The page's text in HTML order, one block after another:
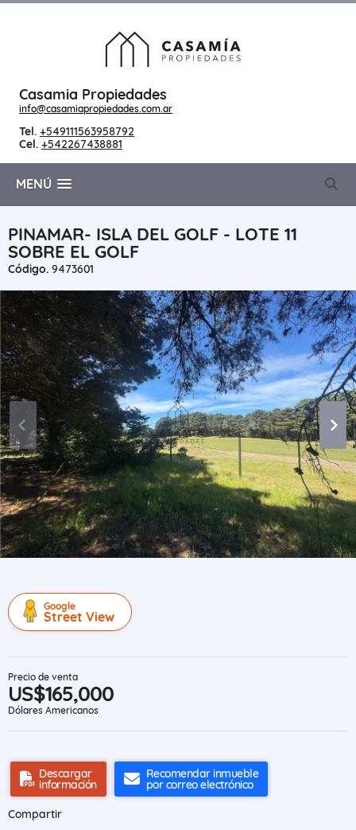
Casamia Propiedades
info@casamiapropiedades.com.ar
Tel. +549111563958792
Cel. +542267438881
MENÚ
PINAMAR- ISLA DEL GOLF - LOTE 11
SOBRE EL GOLF
Código. 9473601
Google
Street View
Precio de venta
US$165,000
Dólares Americanos
Descargar
información
Recomendar inmueble
por correo electrónico
Compartir